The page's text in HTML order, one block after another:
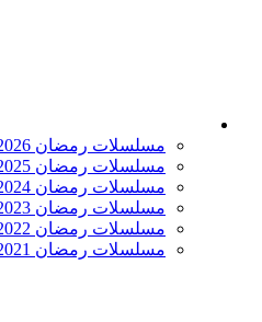
مسلسلات رمضان 2026
مسلسلات رمضان 2025
مسلسلات رمضان 2024
مسلسلات رمضان 2023
مسلسلات رمضان 2022
مسلسلات رمضان 2021